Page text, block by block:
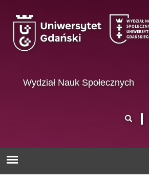
Wydział Nauk Społecznych
wyszukiwania